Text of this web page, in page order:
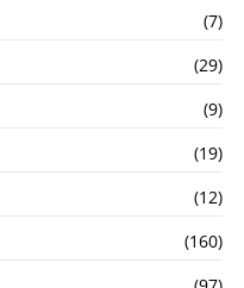
(7)
(29)
(9)
(19)
(12)
(160)